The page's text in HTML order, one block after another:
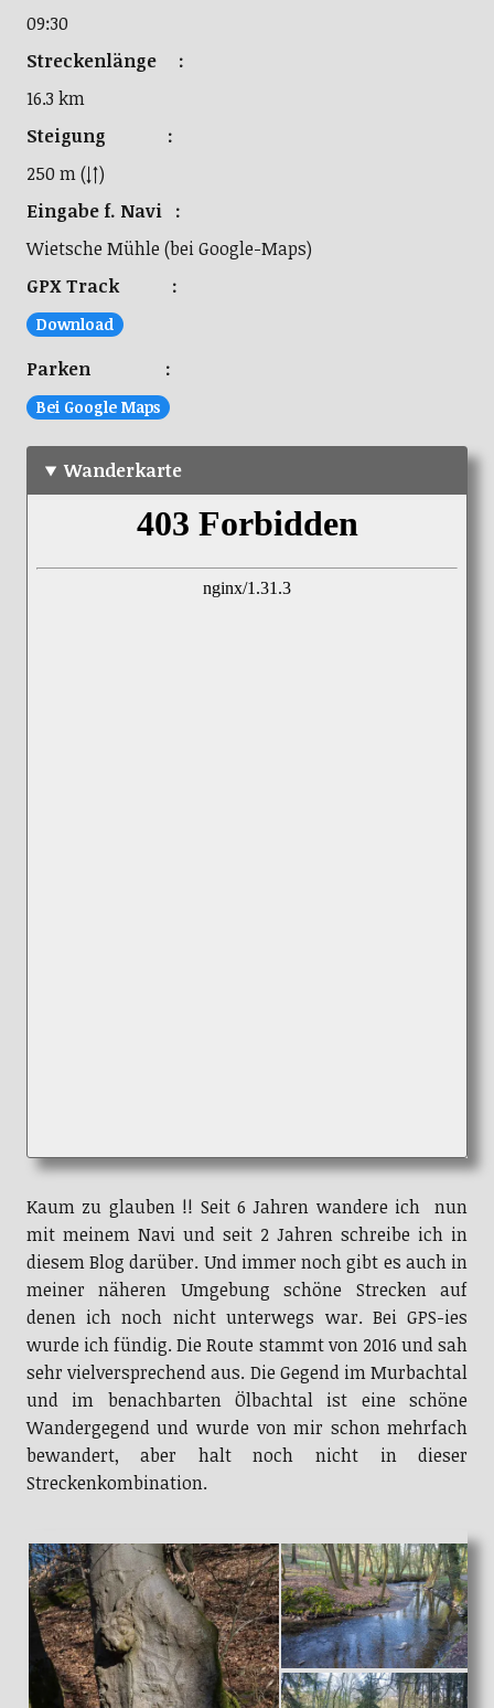
09:30
Streckenlänge :
16.3 km
Steigung :
250 m (↓↑)
Eingabe f. Navi :
Wietsche Mühle (bei Google-Maps)
GPX Track :
Download
Parken :
Bei Google Maps
Wanderkarte
Kaum zu glauben !! Seit 6 Jahren wandere ich nun
mit meinem Navi und seit 2 Jahren schreibe ich in
diesem Blog darüber. Und immer noch gibt es auch in
meiner näheren Umgebung schöne Strecken auf
denen ich noch nicht unterwegs war. Bei GPS-ies
wurde ich fündig. Die Route stammt von 2016 und sah
sehr vielversprechend aus. Die Gegend im Murbachtal
und im benachbarten Ölbachtal ist eine schöne
Wandergegend und wurde von mir schon mehrfach
bewandert, aber halt noch nicht in dieser
Streckenkombination.